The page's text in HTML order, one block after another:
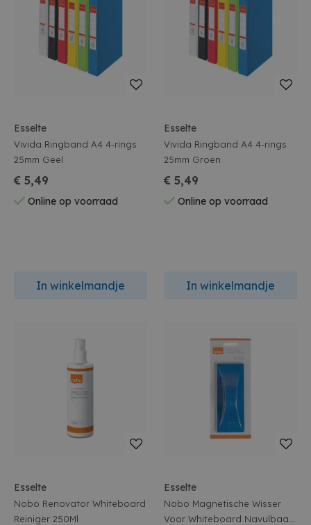
Esselte
Vivida Ringband A4 4-rings
25mm Geel
€ 5,49
Online op voorraad
In winkelmandje
Esselte
Vivida Ringband A4 4-rings
25mm Groen
€ 5,49
Online op voorraad
In winkelmandje
Esselte
Nobo Renovator Whiteboard
Reiniger 250Ml
Esselte
Nobo Magnetische Wisser
Voor Whiteboard Navulbaar